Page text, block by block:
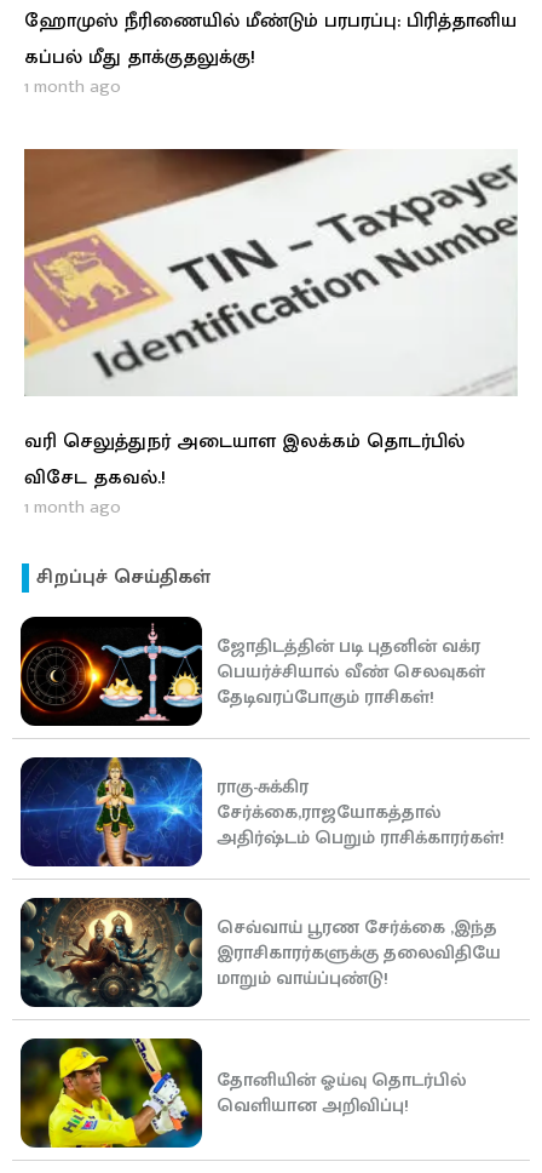
ஹோமுஸ் நீரிணையில் மீண்டும் பரபரப்பு: பிரித்தானிய
கப்பல் மீது தாக்குதலுக்கு!
1 month ago
வரி செலுத்துநர் அடையாள இலக்கம் தொடர்பில்
விசேட தகவல்.!
1 month ago
சிறப்புச் செய்திகள்
ஜோதிடத்தின் படி புதனின் வக்ர
பெயர்ச்சியால் வீண் செலவுகள்
தேடிவரப்போகும் ராசிகள்!
ராகு-சுக்கிர
சேர்க்கை,ராஜயோகத்தால்
அதிர்ஷ்டம் பெறும் ராசிக்காரர்கள்!
செவ்வாய் பூரண சேர்க்கை ,இந்த
இராசிகாரர்களுக்கு தலைவிதியே
மாறும் வாய்ப்புண்டு!
தோனியின் ஓய்வு தொடர்பில்
வெளியான அறிவிப்பு!